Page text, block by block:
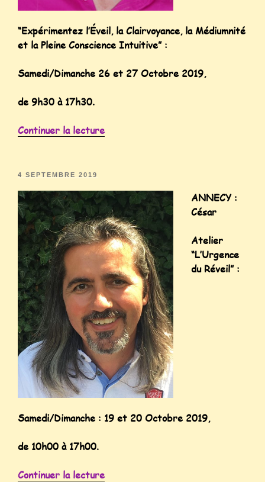
“Expérimentez l’Éveil, la Clairvoyance, la Médiumnité
et la Pleine Conscience Intuitive” :
Samedi/Dimanche 26 et 27 Octobre 2019,
de 9h30 à 17h30.
Continuer la lecture
4 SEPTEMBRE 2019
ANNECY :
César
Atelier
“L’Urgence
du Réveil” :
Samedi/Dimanche : 19 et 20 Octobre 2019,
de 10h00 à 17h00.
Continuer la lecture